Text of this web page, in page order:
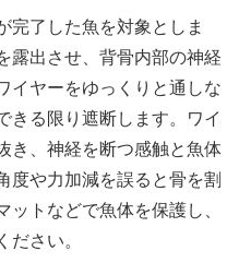
完了した魚を対象としま
露出させ、背骨内部の神経
イヤーをゆっくりと通しな
きる限り遮断します。ワイ
き、神経を断つ感触と魚体
度や力加減を誤ると骨を割
ットなどで魚体を保護し、
ださい。